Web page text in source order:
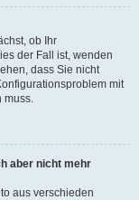
ob Ihr
der Fall ist, wenden
dass Sie nicht
mit
muss.
aber nicht mehr
aus verschieden